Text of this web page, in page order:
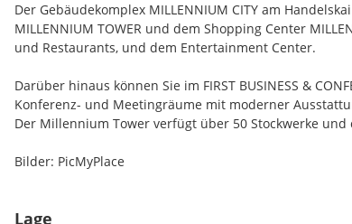
Der Gebäudekomplex MILLENNIUM CITY am
MILLENNIUM TOWER und dem Shopping Center
und Restaurants, und dem Entertainment Center.
Darüber hinaus können Sie im FIRST BUSINESS &
Konferenz- und Meetingräume mit moderner
Der Millennium Tower verfügt über 50 Stockwerke und
Bilder: PicMyPlace
VERFÜGBARKEIT
Lage